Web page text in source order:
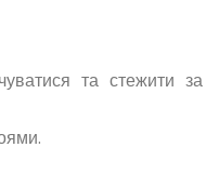
та стежити за